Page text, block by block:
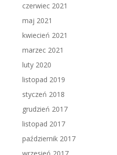
czerwiec 2021
maj 2021
kwiecień 2021
marzec 2021
luty 2020
listopad 2019
styczeń 2018
grudzień 2017
listopad 2017
październik 2017